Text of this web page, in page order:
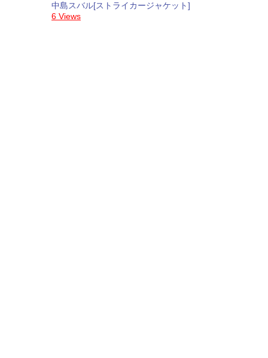
中島スバル[ストライカージャケット]
6 Views